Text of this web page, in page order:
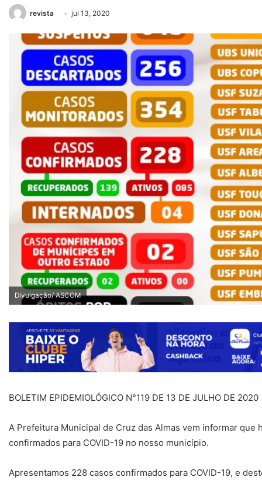
revista jul 13, 2020
Divulgação/ ASCOM
BOLETIM EPIDEMIOLÓGICO N°119 DE 13 DE JULHO DE 2020
A Prefeitura Municipal de Cruz das Almas vem informar que
confirmados para COVID-19 no nosso município.
Apresentamos 228 casos confirmados para COVID-19, e